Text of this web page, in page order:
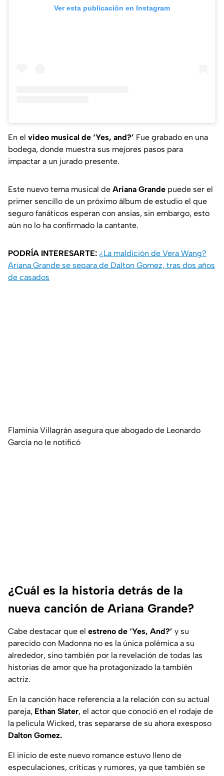
Ver esta publicación en Instagram
En el video musical de ‘Yes, and?’ Fue grabado en una
bodega, donde muestra sus mejores pasos para
impactar a un jurado presente.
Este nuevo tema musical de Ariana Grande puede ser el
primer sencillo de un próximo álbum de estudio el que
seguro fanáticos esperan con ansias, sin embargo, esto
aún no lo ha confirmado la cantante.
PODRÍA INTERESARTE: ¿La maldición de Vera Wang?
Ariana Grande se separa de Dalton Gomez, tras dos años
de casados
Flaminia Villagrán asegura que abogado de Leonardo
García no le notificó
¿Cuál es la historia detrás de la
nueva canción de Ariana Grande?
Cabe destacar que el estreno de ‘Yes, And?’ y su
parecido con Madonna no es la única polémica a su
alrededor, sino también por la revelación de todas las
historias de amor que ha protagonizado la también
actriz.
En la canción hace referencia a la relación con su actual
pareja, Ethan Slater, el actor que conoció en el rodaje de
la película Wicked, tras separarse de su ahora exesposo
Dalton Gomez.
El inicio de este nuevo romance estuvo lleno de
especulaciones, críticas y rumores, ya que también se